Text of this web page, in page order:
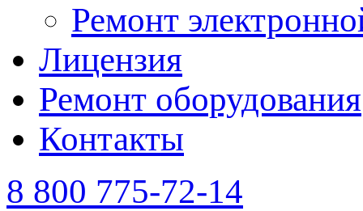
Ремонт
Лицензия
Ремонт оборудования
Контакты
8 800 775-72-14